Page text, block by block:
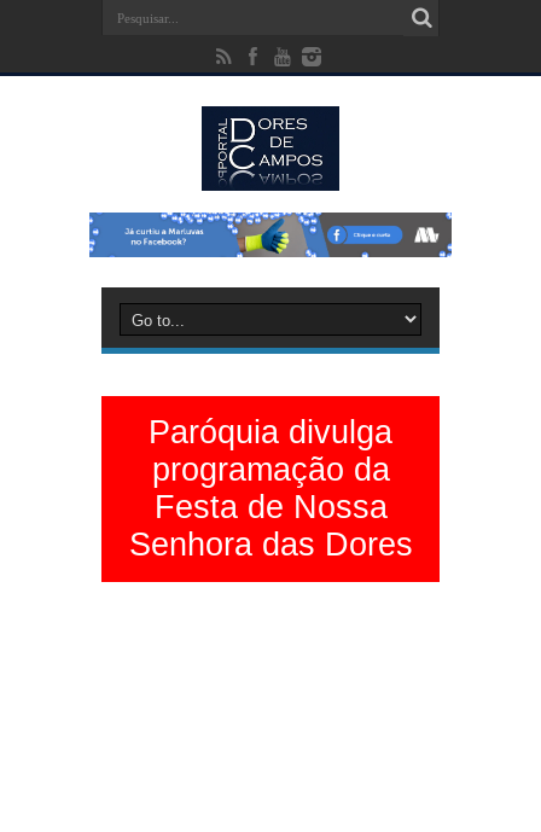
Paróquia divulga
programação da
Festa de Nossa
Senhora das Dores